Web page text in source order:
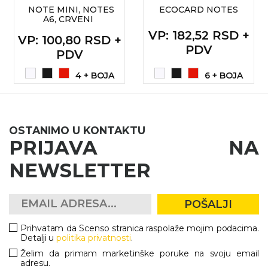
NOTE MINI, NOTES
A6, CRVENI
VP: 100,80 RSD +
PDV
4 + BOJA
ECOCARD NOTES
VP: 182,52 RSD +
PDV
6 + BOJA
OSTANIMO U KONTAKTU
PRIJAVA NA
NEWSLETTER
POŠALJI
Prihvatam da Scenso stranica raspolaže mojim podacima.
Detalji upolitika privatnosti.
Želim da primam marketinške poruke na svoju email
adresu.